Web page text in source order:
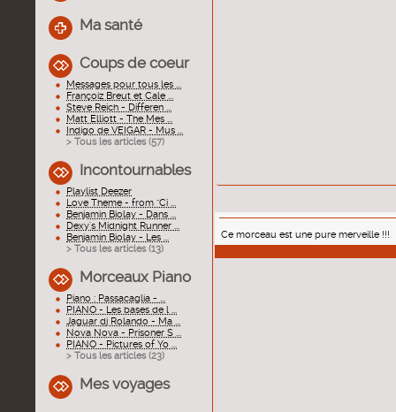
Ma santé
Coups de coeur
Messages pour tous les ...
Françoiz Breut et Cale ...
Steve Reich - Differen ...
Matt Elliott - The Mes ...
Indigo de VEIGAR - Mus ...
> Tous les articles (57)
Incontournables
Playlist Deezer
Love Theme - from "Ci ...
Benjamin Biolay - Dans ...
Dexy's Midnight Runner ...
Benjamin Biolay - Les ...
> Tous les articles (13)
Morceaux Piano
Piano : Passacaglia - ...
PIANO - Les bases de l ...
Jaguar dj Rolando - Ma ...
Nova Nova - Prisoner S ...
PIANO - Pictures of Yo ...
> Tous les articles (23)
Mes voyages
Ce morceau est une pure merveille !!!